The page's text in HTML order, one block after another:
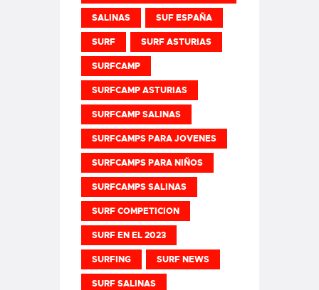
SALINAS SUF ESPAÑA
SURF SURF ASTURIAS
SURFCAMP
SURFCAMP ASTURIAS
SURFCAMP SALINAS
SURFCAMPS PARA JOVENES
SURFCAMPS PARA NIÑOS
SURFCAMPS SALINAS
SURF COMPETICION
SURF EN EL 2023
SURFING SURF NEWS
SURF SALINAS